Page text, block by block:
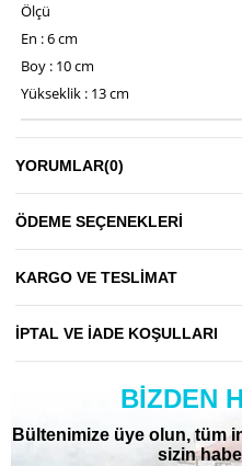
Ölçü
En : 6 cm
Boy : 10 cm
Yükseklik : 13 cm
YORUMLAR(0)
ÖDEME SEÇENEKLERI
KARGO VE TESLIMAT
İPTAL VE İADE KOŞULLARI
BIZDEN
Bültenimize üye olun, tüm
sizin